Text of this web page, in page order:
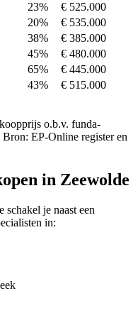
23%
€ 525.000
20%
€ 535.000
38%
€ 385.000
45%
€ 480.000
65%
€ 445.000
43%
€ 515.000
o.b.v. funda-
EP-Online register en
in Zeewolde
je naast een
in: